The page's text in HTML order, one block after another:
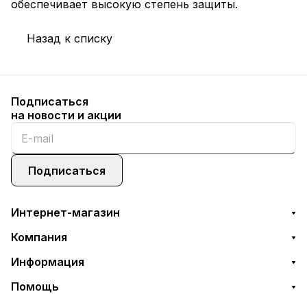
обеспечивает высокую степень защиты.
Назад к списку
Подписаться
на новости и акции
Подписаться
Интернет-магазин
Компания
Информация
Помощь